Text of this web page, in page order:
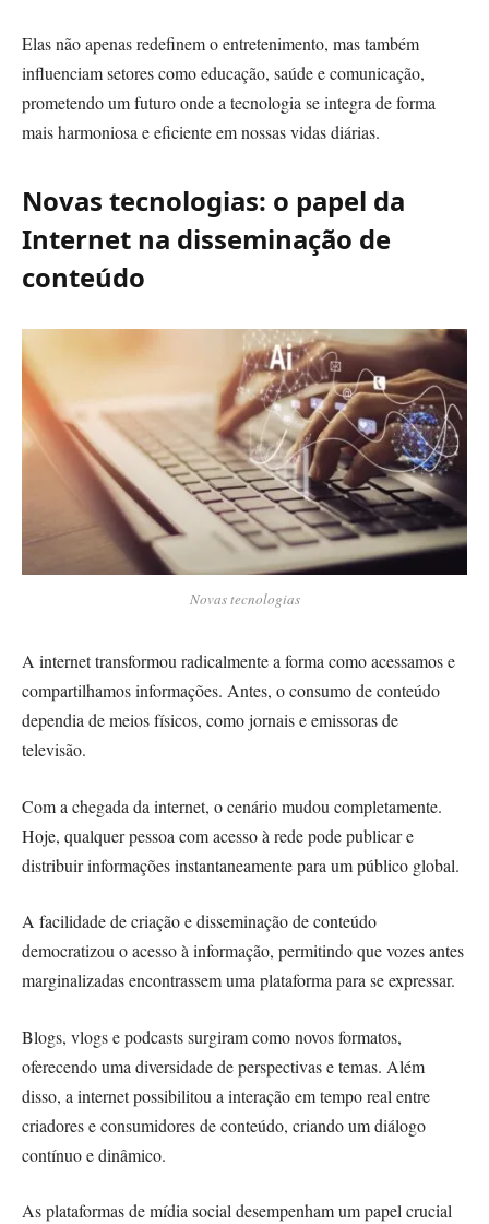
Elas não apenas redefinem o entretenimento, mas também
influenciam setores como educação, saúde e comunicação,
prometendo um futuro onde a tecnologia se integra de forma
mais harmoniosa e eficiente em nossas vidas diárias.
Novas tecnologias: o papel da
Internet na disseminação de
conteúdo
Novas tecnologias
A internet transformou radicalmente a forma como acessamos e
compartilhamos informações. Antes, o consumo de conteúdo
dependia de meios físicos, como jornais e emissoras de
televisão.
Com a chegada da internet, o cenário mudou completamente.
Hoje, qualquer pessoa com acesso à rede pode publicar e
distribuir informações instantaneamente para um público global.
A facilidade de criação e disseminação de conteúdo
democratizou o acesso à informação, permitindo que vozes antes
marginalizadas encontrassem uma plataforma para se expressar.
Blogs, vlogs e podcasts surgiram como novos formatos,
oferecendo uma diversidade de perspectivas e temas. Além
disso, a internet possibilitou a interação em tempo real entre
criadores e consumidores de conteúdo, criando um diálogo
contínuo e dinâmico.
As plataformas de mídia social desempenham um papel crucial